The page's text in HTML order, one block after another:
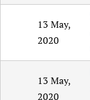
13 May,
2020
13 May,
2020